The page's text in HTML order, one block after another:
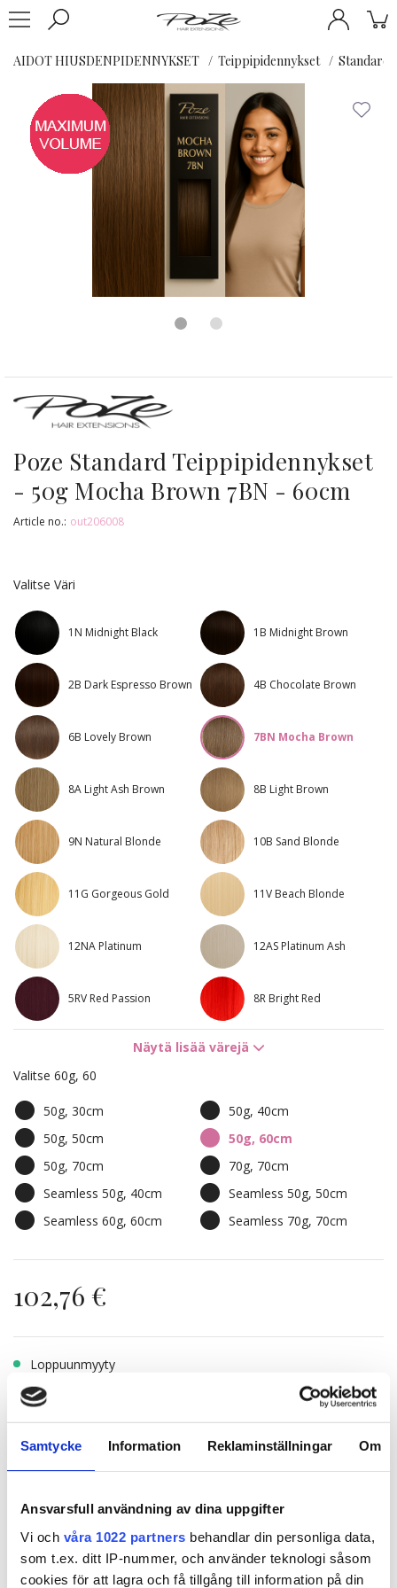
Samtycke Information Reklaminställningar Om
Ansvarsfull användning av dina uppgifter
Vi och våra 1022 partners behandlar din personliga data,
som t.ex. ditt IP-nummer, och använder teknologi såsom
cookies för att lagra och få tillgång till information på din
AIDOT HIUSDENPIDENNYKSET Teippipidennykset Standard
Poze Standard Teippipidennykset
- 50g Mocha Brown 7BN - 60cm
Article no.: out206008
Valitse Väri
1N Midnight Black 1B Midnight Brown
2B Dark Espresso Brown 4B Chocolate Brown
6B Lovely Brown 7BN Mocha Brown
8A Light Ash Brown 8B Light Brown
9N Natural Blonde 10B Sand Blonde
11G Gorgeous Gold 11V Beach Blonde
12NA Platinum 12AS Platinum Ash
5RV Red Passion 8R Bright Red
1N/4B Dark Mix 4B/9G Chocco Cola Mix
Ashblonde Mix
Blonde Mix
10B/12NA Sunkissed
Beige
8A/10NV Ash Mix Balayage
4B/8B Riche Brown
1N/12NA Vanilla
Espresso Balayage
Balayage
10BS/12AS Dirty Titanium
Mix
Näytä lisää värejä
Valitse 60g, 60
50g, 30cm
50g, 40cm
50g, 50cm
50g, 60cm
50g, 70cm
70g, 70cm
Seamless 50g, 40cm
Seamless 50g, 50cm
Seamless 60g, 60cm
Seamless 70g, 70cm
102,76 €
Loppuunmyyty
Nopeat toimitukset
LISÄÄ OSTOSKORIIN
Kuvaus